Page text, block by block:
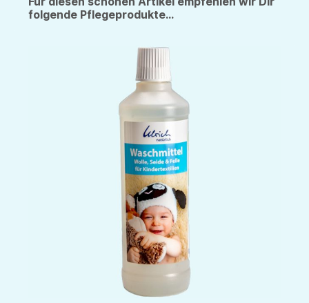
folgende Pflegeprodukte...